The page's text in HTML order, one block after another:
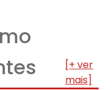
[+ ver
mais]